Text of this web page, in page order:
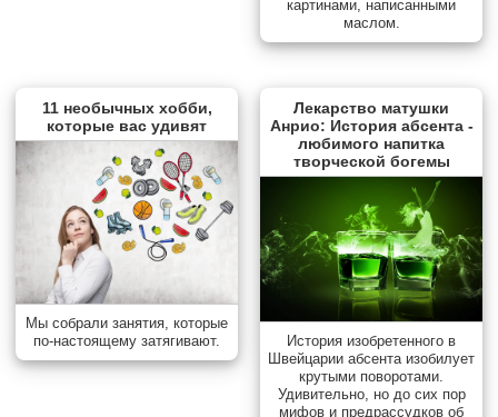
картинами, написанными
маслом.
11 необычных хобби,
которые вас удивят
Мы собрали занятия, которые
по-настоящему затягивают.
Лекарство матушки
Анрио: История абсента -
любимого напитка
творческой богемы
История изобретенного в
Швейцарии абсента изобилует
крутыми поворотами.
Удивительно, но до сих пор
мифов и предрассудков об